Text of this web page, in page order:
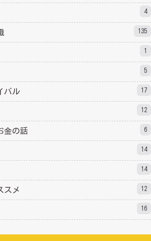
4
135
1
5
バル 17
12
金の話 6
14
14
スメ 12
16